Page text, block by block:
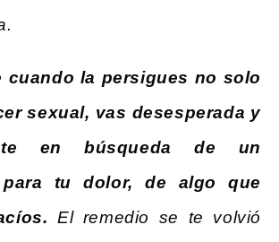
cuando la persigues no solo
sexual, vas desesperada y
en búsqueda de un
para tu dolor, de algo que
El remedio se te volvió